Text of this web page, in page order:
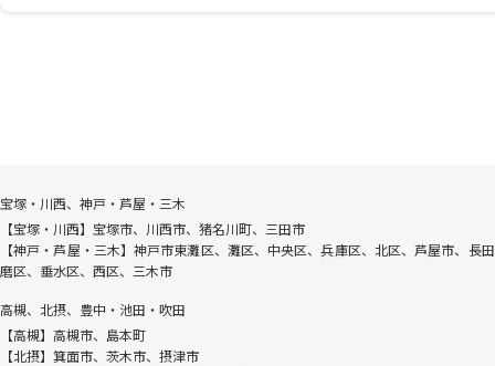
宝塚・川西、神戸・芦屋・三木
【宝塚・川西】宝塚市、川西市、猪名川町、三田市
【神戸・芦屋・三木】神戸市東灘区、灘区、中央区、兵庫区、北区、芦屋市、長
磨区、垂水区、西区、三木市
高槻、北摂、豊中・池田・吹田
【高槻】高槻市、島本町
【北摂】箕面市、茨木市、摂津市